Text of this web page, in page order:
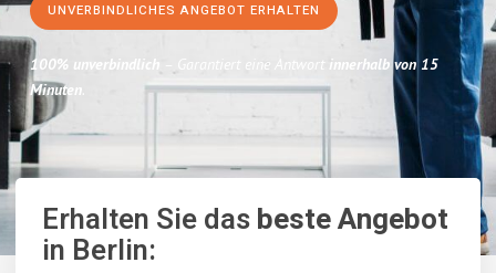
UNVERBINDLICHES ANGEBOT ERHALTEN
100% unverbindlich – Garantiert eine Antwort innerhalb von 15
Minuten.
Erhalten Sie dasbeste Angebot
in Berlin: